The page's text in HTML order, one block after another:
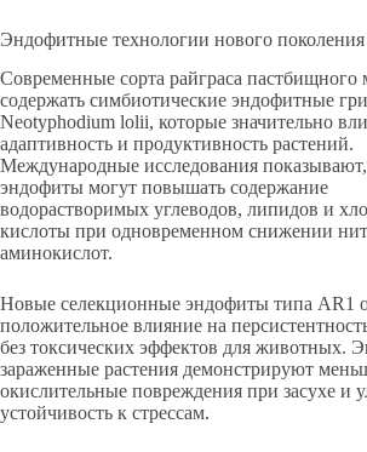
Эндофитные технологии нового поколения
Современные сорта райграса пастбищного
содержать симбиотические эндофитные
Neotyphodium lolii, которые значительно
адаптивность и продуктивность растений.
Международные исследования
эндофиты могут повышать содержание
водорастворимых углеводов, липидов и
кислоты при одновременном снижении
аминокислот.
Новые селекционные эндофиты типа AR1
положительное влияние на
без токсических эффектов для животных.
зараженные растения демонстрируют
окислительные повреждения при засухе и
устойчивость к стрессам.